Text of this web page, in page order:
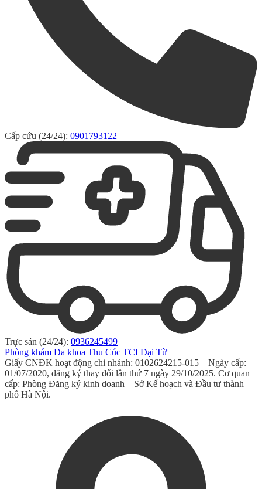
Cấp cứu (24/24): 0901793122
Trực sản (24/24): 0936245499
Phòng khám Đa khoa Thu Cúc TCI Đại Từ
Giấy CNĐK hoạt động chi nhánh: 0102624215-015 – Ngày cấp:
01/07/2020, đăng ký thay đổi lần thứ 7 ngày 29/10/2025. Cơ quan
cấp: Phòng Đăng ký kinh doanh – Sở Kế hoạch và Đầu tư thành
phố Hà Nội.